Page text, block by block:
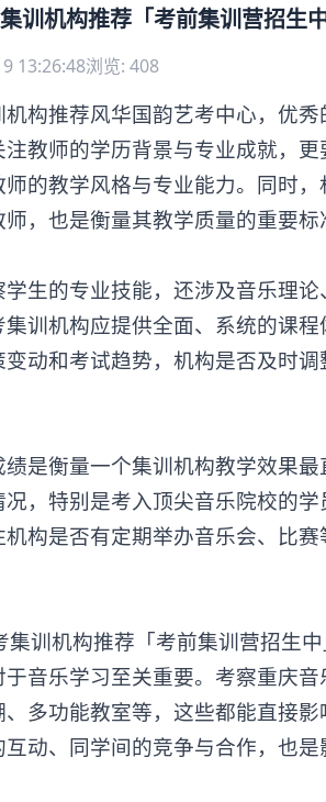
训机构推荐「考前集训营招生中
13:26:48浏览: 408
推荐风华国韵艺考中心，优秀
教师的学历背景与专业成就，
的教学风格与专业能力。同时
，也是衡量其教学质量的重要标
的专业技能，还涉及音乐理论
训机构应提供全面、系统的课程
动和考试趋势，机构是否及时
衡量一个集训机构教学效果最
，特别是考入顶尖音乐院校的
构是否有定期举办音乐会、比
乐学习至关重要。考察重庆音
多功能教室等，这些都能直接
动、同学间的竞争与合作，也是